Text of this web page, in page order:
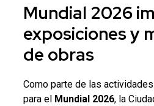
Mundial 2026
exposiciones y
de obras
Como parte de las
para el Mundial 2026, la